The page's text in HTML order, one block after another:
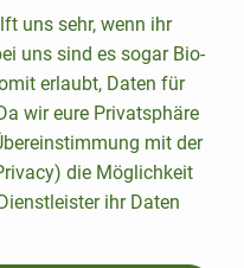
Artikelanzahl
Gesamtpreis:2,49 €
66,33 € /1kg
uns sehr, wenn ihr
uns sind es sogar Bio-
erlaubt, Daten für
wir eure Privatsphäre
mit der
die Möglichkeit
ihr Daten